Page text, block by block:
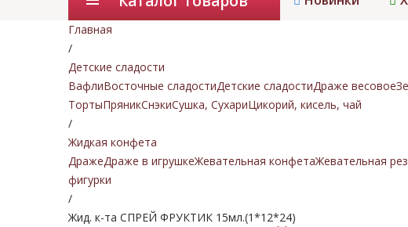
Главная
/
Детские сладости
ВафлиВосточные сладостиДетские сладостиДраже весовое
ТортыПряникСнэкиСушка, СухариЦикорий, кисель, чай
/
Жидкая конфета
ДражеДраже в игрушкеЖевательная конфетаЖевательная
фигурки
/
Жид. к-та СПРЕЙ ФРУКТИК 15мл.(1*12*24)